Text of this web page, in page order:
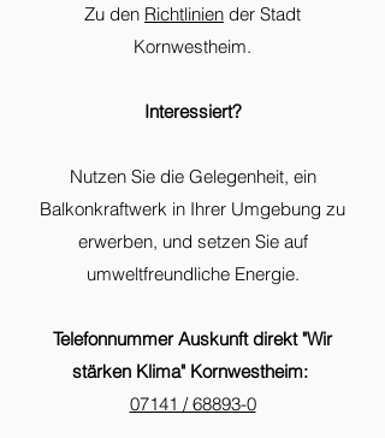
Zu den Richtlinien der Stadt
Kornwestheim.
Interessiert?
Nutzen Sie die Gelegenheit, ein
Balkonkraftwerk in Ihrer Umgebung zu
erwerben, und setzen Sie auf
umweltfreundliche Energie.
Telefonnummer Auskunft direkt "Wir
stärken Klima" Kornwestheim:
07141 / 68893-0